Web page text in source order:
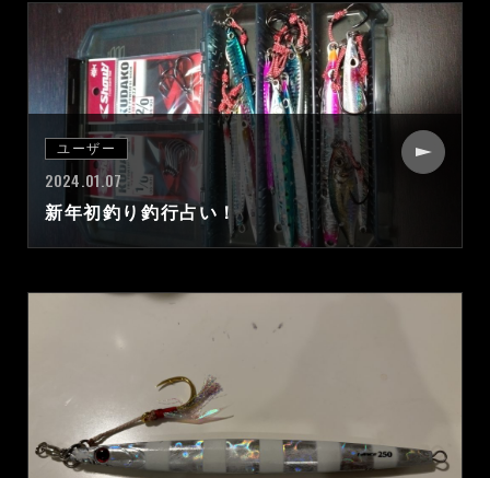
ユーザー
2024.01.07
新年初釣り釣行占い！